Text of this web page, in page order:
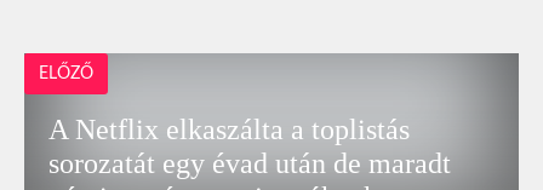
ELŐZŐ
A Netflix elkaszálta a toplistás
sorozatát egy évad után de maradt